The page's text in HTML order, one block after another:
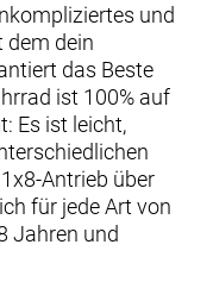
und
dem dein
das Beste
ist 100% auf
Es ist leicht,
Antrieb über
für jede Art von
Jahren und